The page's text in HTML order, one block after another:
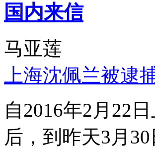
国内来信
马亚莲
上海沈佩兰被逮
自2016年2月22
后，到昨天3月